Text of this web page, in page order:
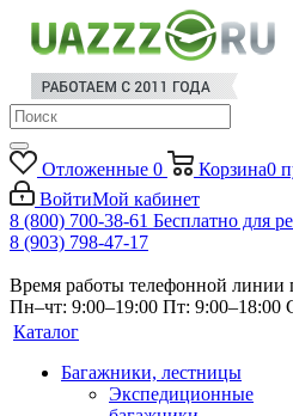
Отложенные 0 Корзина0
ВойтиМой кабинет
8 (800) 700-38-61 Бесплатно для
8 (903) 798-47-17
Время работы телефонной линии
Пн–чт: 9:00–19:00 Пт: 9:00–18:00
Каталог
Багажники, лестницы
Экспедиционные